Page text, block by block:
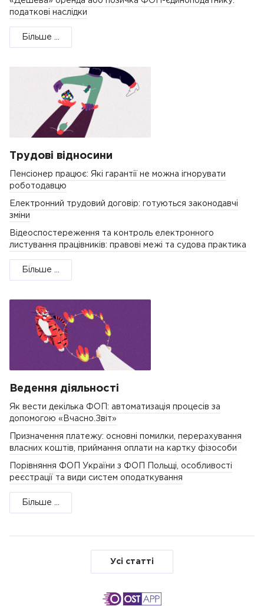
податкові наслідки
Більше ...
Трудові відносини
Пенсіонер працює: Які гарантії не можна ігнорувати
роботодавцю
Електронний трудовий договір: готуються законодавчі
зміни
Відеоспостереження та контроль електронного
листування працівників: правові межі та судова практика
Більше ...
Ведення діяльності
Як вести декілька ФОП: автоматизація процесів за
допомогою «Вчасно.Звіт»
Призначення платежу: основні помилки, перерахування
власних коштів, приймання оплати на картку фізособи
Порівняння ФОП України з ФОП Польщі, особливості
реєстрації та види систем оподаткування
Більше ...
Усі статті